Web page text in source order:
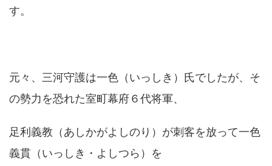
す。
元々、三河守護は一色（いっしき）氏でしたが、そ
の勢力を恐れた室町幕府６代将軍、
足利義教（あしかがよしのり）が刺客を放って一色
義貫（いっしき・よしつら）を